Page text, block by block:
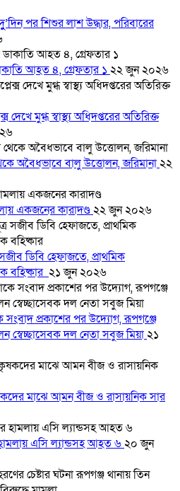
পর শিশুর লাশ উদ্ধার, পরিবারের
আহত ৪, গ্রেফতার ১ ২২ জুন ২০২৬
দেখে মুগ্ধ স্বাস্থ্য অধিদপ্তরের অতিরিক্ত
অবৈধভাবে বালু উত্তোলন, জরিমানা২২
একজনের কারাদণ্ড২২ জুন ২০২৬
ডিবি হেফাজতে, প্রাথমিক
বহিষ্কার ২১ জুন ২০২৬
সংবাদ প্রকাশের পর উদ্যোগ, রূপগঞ্জে
স্বেচ্ছাসেবক দল নেতা সবুজ মিয়া২১
মাঝে আমন বীজ ও রাসায়নিক সার
এসি ল্যান্ডসহ আহত ৬২০ জুন